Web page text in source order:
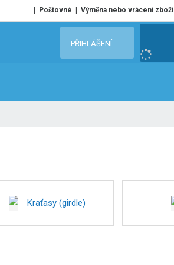
Poštovné Výměna nebo vrácení zboží
e
PŘIHLÁŠENÍ
Kraťasy (girdle)